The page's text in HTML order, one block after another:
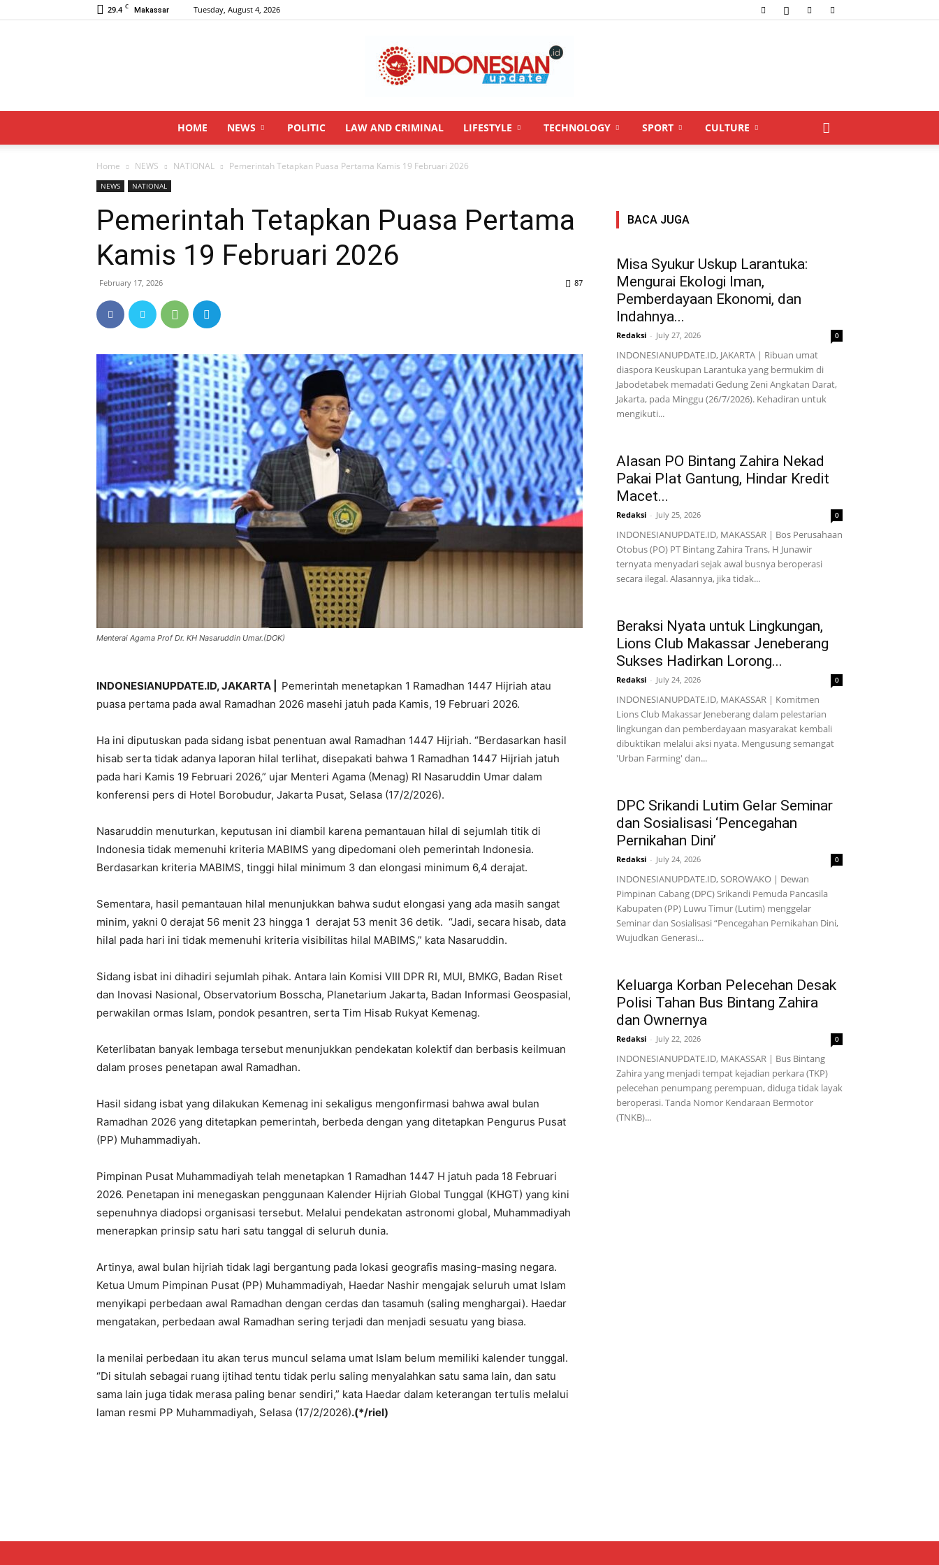
29.4 C Makassar Tuesday, August 4, 2026
HOME NEWS POLITIC LAW AND CRIMINAL LIFESTYLE TECHNOLOGY SPORT CULTURE
Home NEWS NATIONAL Pemerintah Tetapkan Puasa Pertama Kamis 19 Februari 2026
NEWS NATIONAL
Pemerintah Tetapkan Puasa Pertama
Kamis 19 Februari 2026
February 17, 2026 87
Menterai Agama Prof Dr. KH Nasaruddin Umar.(DOK)
INDONESIANUPDATE.ID, JAKARTA | Pemerintah menetapkan 1 Ramadhan 1447 Hijriah atau
puasa pertama pada awal Ramadhan 2026 masehi jatuh pada Kamis, 19 Februari 2026.
Ha ini diputuskan pada sidang isbat penentuan awal Ramadhan 1447 Hijriah. “Berdasarkan hasil
hisab serta tidak adanya laporan hilal terlihat, disepakati bahwa 1 Ramadhan 1447 Hijriah jatuh
pada hari Kamis 19 Februari 2026,” ujar Menteri Agama (Menag) RI Nasaruddin Umar dalam
konferensi pers di Hotel Borobudur, Jakarta Pusat, Selasa (17/2/2026).
Nasaruddin menuturkan, keputusan ini diambil karena pemantauan hilal di sejumlah titik di
Indonesia tidak memenuhi kriteria MABIMS yang dipedomani oleh pemerintah Indonesia.
Berdasarkan kriteria MABIMS, tinggi hilal minimum 3 dan elongasi minimum 6,4 derajat.
Sementara, hasil pemantauan hilal menunjukkan bahwa sudut elongasi yang ada masih sangat
minim, yakni 0 derajat 56 menit 23 hingga 1 derajat 53 menit 36 detik. “Jadi, secara hisab, data
hilal pada hari ini tidak memenuhi kriteria visibilitas hilal MABIMS,” kata Nasaruddin.
Sidang isbat ini dihadiri sejumlah pihak. Antara lain Komisi VIII DPR RI, MUI, BMKG, Badan Riset
dan Inovasi Nasional, Observatorium Bosscha, Planetarium Jakarta, Badan Informasi Geospasial,
perwakilan ormas Islam, pondok pesantren, serta Tim Hisab Rukyat Kemenag.
Keterlibatan banyak lembaga tersebut menunjukkan pendekatan kolektif dan berbasis keilmuan
dalam proses penetapan awal Ramadhan.
Hasil sidang isbat yang dilakukan Kemenag ini sekaligus mengonfirmasi bahwa awal bulan
Ramadhan 2026 yang ditetapkan pemerintah, berbeda dengan yang ditetapkan Pengurus Pusat
(PP) Muhammadiyah.
Pimpinan Pusat Muhammadiyah telah menetapkan 1 Ramadhan 1447 H jatuh pada 18 Februari
2026. Penetapan ini menegaskan penggunaan Kalender Hijriah Global Tunggal (KHGT) yang kini
sepenuhnya diadopsi organisasi tersebut. Melalui pendekatan astronomi global, Muhammadiyah
menerapkan prinsip satu hari satu tanggal di seluruh dunia.
Artinya, awal bulan hijriah tidak lagi bergantung pada lokasi geografis masing-masing negara.
Ketua Umum Pimpinan Pusat (PP) Muhammadiyah, Haedar Nashir mengajak seluruh umat Islam
menyikapi perbedaan awal Ramadhan dengan cerdas dan tasamuh (saling menghargai). Haedar
mengatakan, perbedaan awal Ramadhan sering terjadi dan menjadi sesuatu yang biasa.
Ia menilai perbedaan itu akan terus muncul selama umat Islam belum memiliki kalender tunggal.
“Di situlah sebagai ruang ijtihad tentu tidak perlu saling menyalahkan satu sama lain, dan satu
sama lain juga tidak merasa paling benar sendiri,” kata Haedar dalam keterangan tertulis melalui
laman resmi PP Muhammadiyah, Selasa (17/2/2026).(*/riel)
BACA JUGA
Misa Syukur Uskup Larantuka:
Mengurai Ekologi Iman,
Pemberdayaan Ekonomi, dan
Indahnya...
Redaksi - July 27, 2026 0
INDONESIANUPDATE.ID, JAKARTA | Ribuan umat
diaspora Keuskupan Larantuka yang bermukim di
Jabodetabek memadati Gedung Zeni Angkatan Darat,
Jakarta, pada Minggu (26/7/2026). Kehadiran untuk
mengikuti...
Alasan PO Bintang Zahira Nekad
Pakai Plat Gantung, Hindar Kredit
Macet...
Redaksi - July 25, 2026 0
INDONESIANUPDATE.ID, MAKASSAR | Bos Perusahaan
Otobus (PO) PT Bintang Zahira Trans, H Junawir
ternyata menyadari sejak awal busnya beroperasi
secara ilegal. Alasannya, jika tidak...
Beraksi Nyata untuk Lingkungan,
Lions Club Makassar Jeneberang
Sukses Hadirkan Lorong...
Redaksi - July 24, 2026 0
INDONESIANUPDATE.ID, MAKASSAR | Komitmen
Lions Club Makassar Jeneberang dalam pelestarian
lingkungan dan pemberdayaan masyarakat kembali
dibuktikan melalui aksi nyata. Mengusung semangat
'Urban Farming' dan...
DPC Srikandi Lutim Gelar Seminar
dan Sosialisasi ‘Pencegahan
Pernikahan Dini’
Redaksi - July 24, 2026 0
INDONESIANUPDATE.ID, SOROWAKO | Dewan
Pimpinan Cabang (DPC) Srikandi Pemuda Pancasila
Kabupaten (PP) Luwu Timur (Lutim) menggelar
Seminar dan Sosialisasi “Pencegahan Pernikahan Dini,
Wujudkan Generasi...
Keluarga Korban Pelecehan Desak
Polisi Tahan Bus Bintang Zahira
dan Ownernya
Redaksi - July 22, 2026 0
INDONESIANUPDATE.ID, MAKASSAR | Bus Bintang
Zahira yang menjadi tempat kejadian perkara (TKP)
pelecehan penumpang perempuan, diduga tidak layak
beroperasi. Tanda Nomor Kendaraan Bermotor
(TNKB)...